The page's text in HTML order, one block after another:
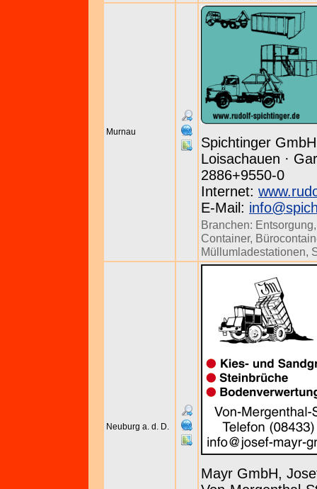
Murnau
Spichtinger GmbH
Loisachauen ·
2886+9550-0
Internet:
E-Mail:
Branchen: Entsorgung
Container,
Müllumladestationen,
Neuburg a. d. D.
Mayr GmbH,